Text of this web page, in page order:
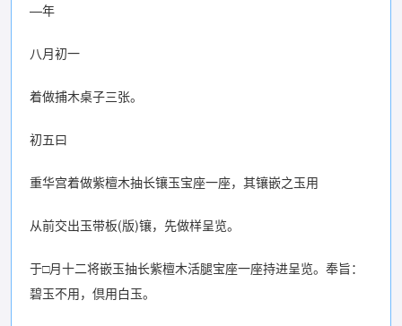
—年
八月初一
着做捕木桌子三张。
初五曰
重华宫着做紫檀木抽长镶玉宝座一座，其镶嵌之玉用
从前交出玉带板(版)镶，先做样呈览。
于□月十二将嵌玉抽长紫檀木活腿宝座一座持进呈览。奉旨：
碧玉不用，倶用白玉。